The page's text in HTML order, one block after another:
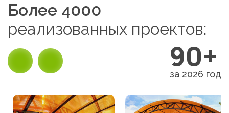
Более 4000
реализованных проектов:
90+
за 2026 год